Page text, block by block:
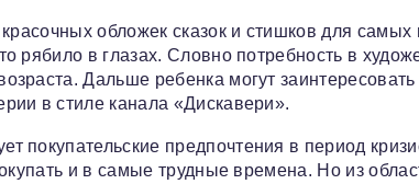
обложек сказок и стишков для
рябило в глазах. Словно потребность в
Дальше ребенка могут
в стиле канала «Дискавери».
покупательские предпочтения в период
и в самые трудные времена. Но из